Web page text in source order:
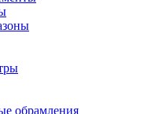
обрамления